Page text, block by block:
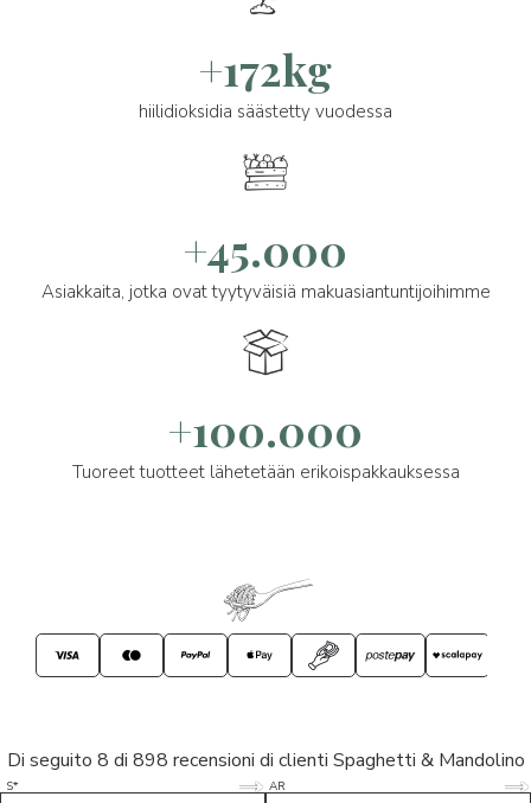
+172kg
hiilidioksidia säästetty vuodessa
+45.000
Asiakkaita, jotka ovat tyytyväisiä makuasiantuntijoihimme
+100.000
Tuoreet tuotteet lähetetään erikoispakkauksessa
Di seguito 8 di 898 recensioni di clienti Spaghetti & Mandolino
S* 5/5 AR 5/5